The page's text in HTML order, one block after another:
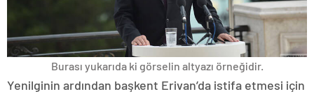
Burası yukarıda ki görselin altyazı örneğidir.
Yenilginin ardından başkent Erivan’da istifa etmesi için